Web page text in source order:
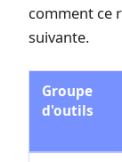
comment ce
suivante.
Groupe
d'outils